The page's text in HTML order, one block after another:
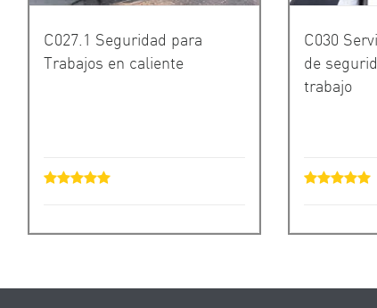
C027.1 Seguridad para
Trabajos en caliente
C030
de
trabajo